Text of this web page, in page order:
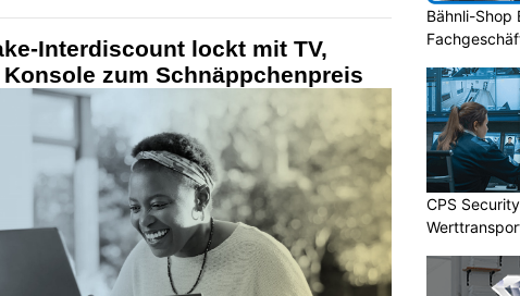
Interdiscount lockt mit TV,
zum Schnäppchenpreis
Bähnli-Shop
CPS